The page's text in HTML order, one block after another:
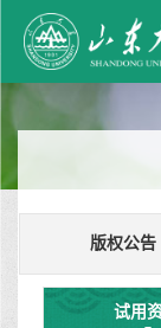
版权公告
试用